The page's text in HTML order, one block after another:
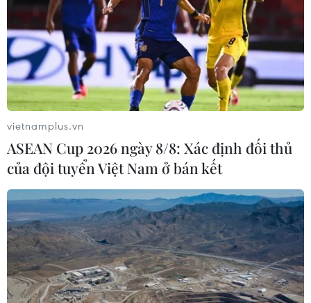
vietnamplus.vn
ASEAN Cup 2026 ngày 8/8: Xác định đối thủ
của đội tuyển Việt Nam ở bán kết